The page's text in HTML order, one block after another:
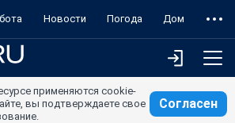
Новости Погода Дом
применяются cookie-
вы подтверждаете свое
Согласен